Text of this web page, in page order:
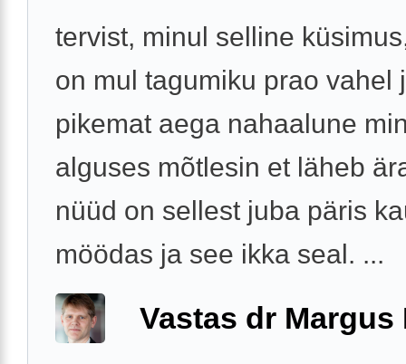
tervist, minul selline
on mul tagumiku prao vahel
pikemat aega nahaalune
alguses mõtlesin et läheb
nüüd on sellest juba päris
möödas ja see ikka seal. ...
Vastas dr Margus